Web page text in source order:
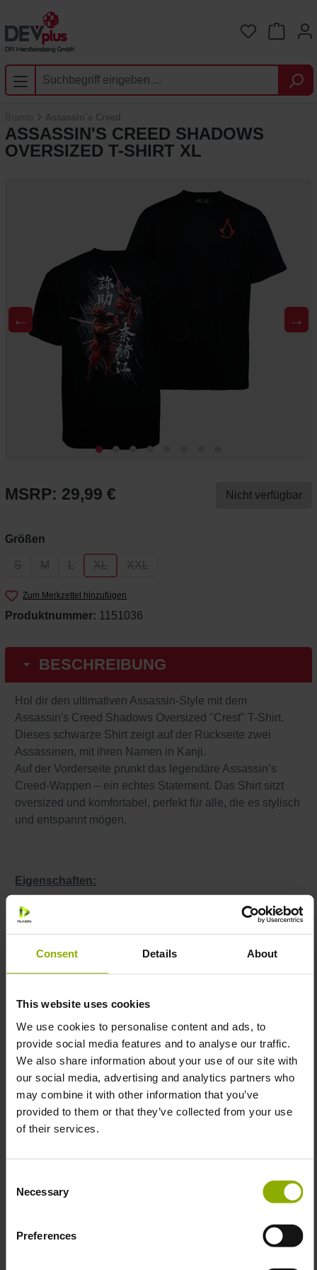
Consent Details About
This website uses cookies
We use cookies to personalise content and ads, to
provide social media features and to analyse our traffic.
We also share information about your use of our site with
our social media, advertising and analytics partners who
may combine it with other information that you’ve
provided to them or that they’ve collected from your use
of their services.
Selection
Necessary
Preferences
Zum Hauptinhalt springen
Du hast 0
ASSASSIN'S CREED SHADOWS
OVERSIZED T-SHIRT XL
← →
MSRP: 29,99 € Nicht verfügbar
Größen
S
(Diese Option ist zurzeit nicht verfügbar.)
M
(Diese Option ist zurzeit nicht verfügbar.)
L
(Diese Option ist zurzeit nicht verfügbar.)
XL
(Diese Option ist zurzeit nicht verfügbar.)
XXL
Zum Merkzettel hinzufügen
Produktnummer: 1151036
BESCHREIBUNG
Hol dir den ultimativen Assassin-Style mit dem
Assassin's Creed Shadows Oversized "Crest" T-Shirt.
Dieses schwarze Shirt zeigt auf der Rückseite zwei
Assassinen, mit ihren Namen in Kanji.
Auf der Vorderseite prunkt das legendäre Assassin’s
Creed-Wappen – ein echtes Statement. Das Shirt sitzt
oversized und komfortabel, perfekt für alle, die es stylisch
und entspannt mögen.
Eigenschaften:
Hergestellt aus 100 % Baumwolle, bietet
Atmungsaktivität – perfekt für lange Gaming-
Sessions oder entspannte Abende.
Shadows.
Pflegehinweise:Maschinenwaschbar bei 30°C (auf
links gedreht) für langanhaltend frische Prints.Bitte
nicht im Trockner trocknen oder direkt über den
Druck bügeln.
Farbe:Schwarz– eine zeitlose Farbe, die zu jedem
Outfit passt.
Hochwertiger Druck:
die Farben auch nach vielen Waschgängen noch
Nicht jeder kann ein Assassine sein, aber mit diesem